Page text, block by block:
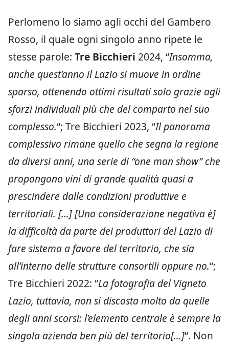
Perlomeno lo siamo agli occhi del Gambero
Rosso, il quale ogni singolo anno ripete le
stesse parole: Tre Bicchieri 2024, “Insomma,
anche quest’anno il Lazio si muove in ordine
sparso, ottenendo ottimi risultati solo grazie agli
sforzi individuali più che del comparto nel suo
complesso.“; Tre Bicchieri 2023, “Il panorama
complessivo rimane quello che segna la regione
da diversi anni, una serie di “one man show” che
propongono vini di grande qualità quasi a
prescindere dalle condizioni produttive e
territoriali. […] [Una considerazione negativa è]
la difficoltà da parte dei produttori del Lazio di
fare sistema a favore del territorio, che sia
all’interno delle strutture consortili oppure no.“;
Tre Bicchieri 2022: “La fotografia del Vigneto
Lazio, tuttavia, non si discosta molto da quelle
degli anni scorsi: l’elemento centrale è sempre la
singola azienda ben più del territorio[…]“. Non